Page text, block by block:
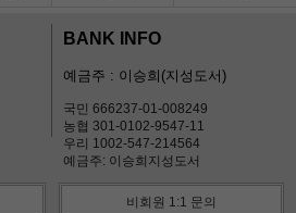
BANK INFO
예금주 : 이승희(지성도서)
국민 666237-01-008249
농협 301-0102-9547-11
우리 1002-547-214564
예금주: 이승희지성도서
비회원 1:1 문의